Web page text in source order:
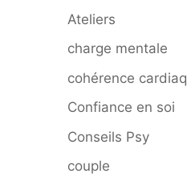
Ateliers
charge mentale
cohérence
Confiance en soi
Conseils Psy
couple